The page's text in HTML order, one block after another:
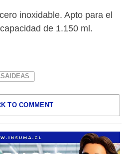
inoxidable. Apto para el
de 1.150 ml.
TO COMMENT